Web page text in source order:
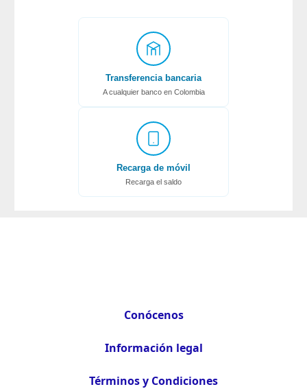
Transferencia bancaria
A cualquier banco en Colombia
Recarga de móvil
Recarga el saldo
Conócenos
Información legal
Términos y Condiciones